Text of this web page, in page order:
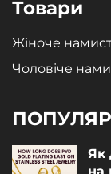
Товари
Жіноче
Чоловіче
Як